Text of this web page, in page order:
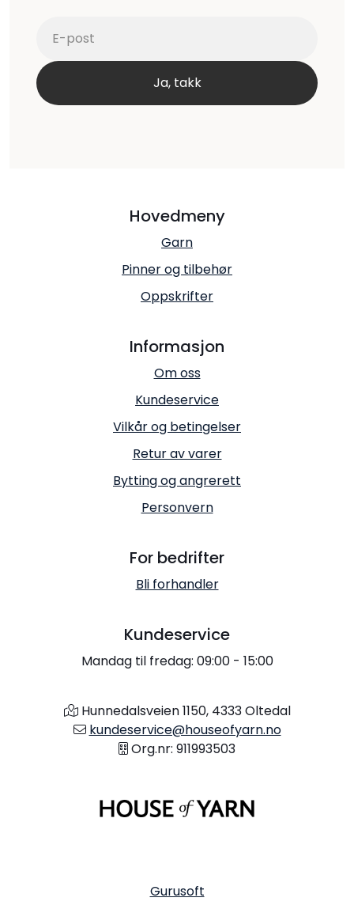
Hovedmeny
Garn
Pinner og tilbehør
Oppskrifter
Informasjon
Om oss
Kundeservice
Vilkår og betingelser
Retur av varer
Bytting og angrerett
Personvern
For bedrifter
Bli forhandler
Kundeservice
Mandag til fredag: 09:00 - 15:00
Hunnedalsveien 1150, 4333 Oltedal
kundeservice@houseofyarn.no
Org.nr: 911993503
Gurusoft